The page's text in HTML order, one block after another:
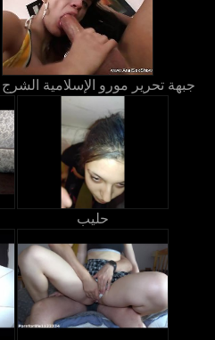
جبهة تحرير مورو الإسلامية الشرج
حليب